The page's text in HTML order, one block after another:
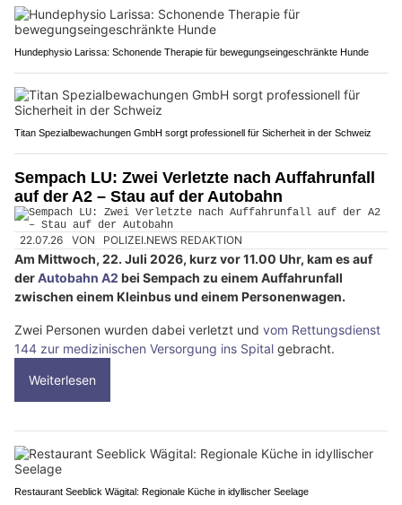
Hundephysio Larissa: Schonende Therapie für bewegungseingeschränkte Hunde
Titan Spezialbewachungen GmbH sorgt professionell für Sicherheit in der Schweiz
Sempach LU: Zwei Verletzte nach Auffahrunfall
auf der A2 – Stau auf der Autobahn
22.07.26 VON POLIZEI.NEWS REDAKTION
Am Mittwoch, 22. Juli 2026, kurz vor 11.00 Uhr, kam es auf
derAutobahn A2 bei Sempach zu einem Auffahrunfall
zwischen einem Kleinbus und einem Personenwagen.
Zwei Personen wurden dabei verletzt und vom Rettungsdienst
144 zur medizinischen Versorgung ins Spital gebracht.
Weiterlesen
Restaurant Seeblick Wägital: Regionale Küche in idyllischer Seelage